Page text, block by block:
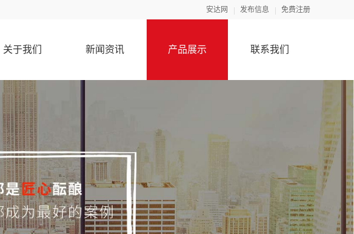
安达网 发布信息 免费注册
关于我们 新闻资讯 产品展示 联系我们